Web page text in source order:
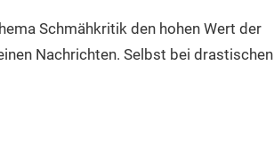
Schmähkritik den hohen Wert der
Nachrichten. Selbst bei drastischen